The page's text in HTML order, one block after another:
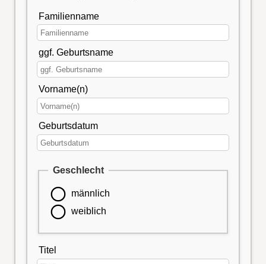
Familienname
ggf. Geburtsname
Vorname(n)
Geburtsdatum
Geschlecht
männlich
weiblich
Titel